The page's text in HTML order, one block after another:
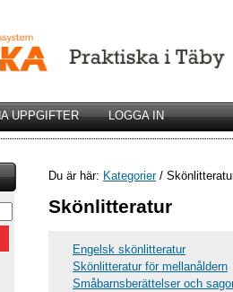
UPPGIFTER LOGGA IN
Du är här: Kategorier/
Skönlitteratur
Engelsk skönlitteratur
Skönlitteratur för mellanåldern
Småbarnsberättelser och